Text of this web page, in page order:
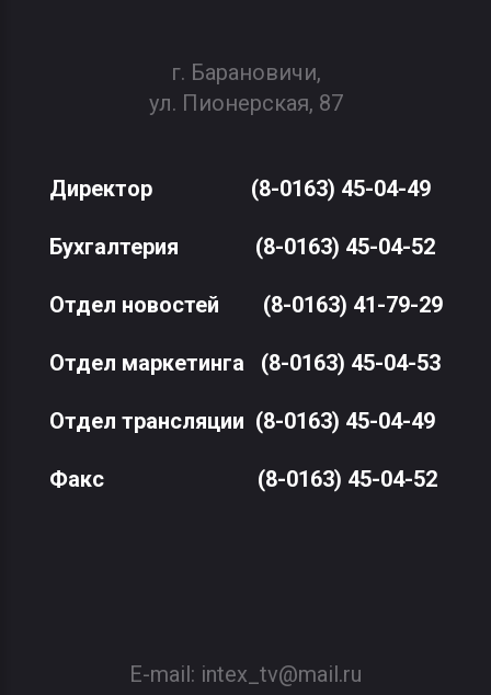
г. Барановичи,
ул. Пионерская, 87
Директор (8-0163) 45-04-49
Бухгалтерия (8-0163) 45-04-52
Отдел новостей (8-0163) 41-79-29
Отдел маркетинга (8-0163) 45-04-53
Отдел трансляции (8-0163) 45-04-49
Факс(8-0163) 45-04-52
E-mail: intex_tv@mail.ru